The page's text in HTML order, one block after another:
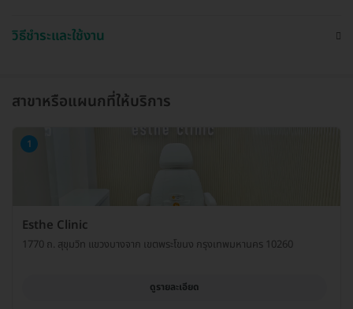
วิธีชำระและใช้งาน
สาขาหรือแผนกที่ให้บริการ
1
Esthe Clinic
1770 ถ. สุขุมวิท แขวงบางจาก เขตพระโขนง กรุงเทพมหานคร 10260
ดูรายละเอียด